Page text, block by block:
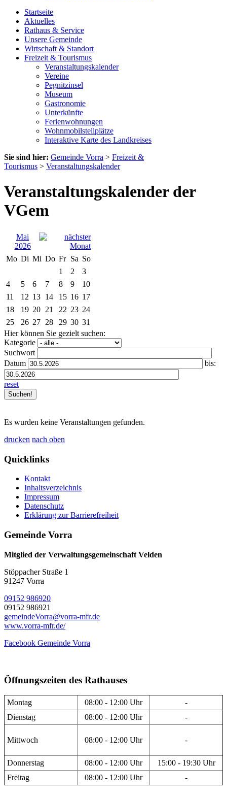
Startseite
Aktuelles
Rathaus & Service
Unsere Gemeinde
Wirtschaft & Standort
Freizeit & Tourismus
Veranstaltungskalender
Vereine
Pegnitzinsel
Museum
Gastronomie
Unterkünfte
Ferienwohnungen
Wohnmobilstellplätze
Interaktive Karte des Landkreises
Sie sind hier: Gemeinde Vorra > Freizeit &
Tourismus > Veranstaltungskalender
Veranstaltungskalender der
VGem
Mai
2026
Mo Di Mi Do Fr Sa So
1
2
3
4
5 6 7 8 9
10
11
12 13 14 15 16 17
18
19 20 21 22 23 24
25
26 27 28 29 30 31
Hier können Sie gezielt suchen:
Kategorie
Suchwort
Datum
bis:
reset
Es wurden keine Veranstaltungen gefunden.
drucken nach oben
Quicklinks
Kontakt
Inhaltsverzeichnis
Impressum
Datenschutz
Erklärung zur Barrierefreiheit
Gemeinde Vorra
Mitglied der Verwaltungsgemeinschaft Velden
Stöppacher Straße 1
91247 Vorra
09152 986920
09152 986921
gemeindeVorra@vorra-mfr.de
www.vorra-mfr.de/
Facebook Gemeinde Vorra
Öffnungszeiten des Rathauses
Montag 08:00 - 12:00 Uhr
-
Dienstag
08:00 - 12:00 Uhr -
Mittwoch 08:00 - 12:00 Uhr -
Donnerstag 08:00 - 12:00 Uhr
15:00 - 19:30 Uhr
Freitag
08:00 - 12:00 Uhr -